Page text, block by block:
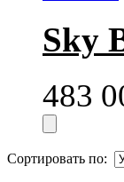
Sky
483
Сортировать по: